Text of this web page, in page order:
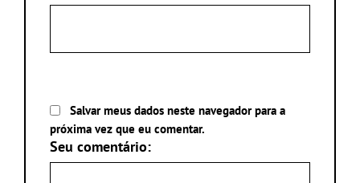
Salvar meus dados neste navegador para a
próxima vez que eu comentar.
Seu comentário: